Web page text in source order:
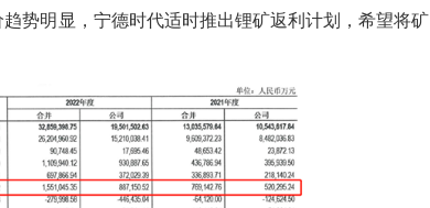
势明显，宁德时代适时推出锂矿返利计划，希望将矿